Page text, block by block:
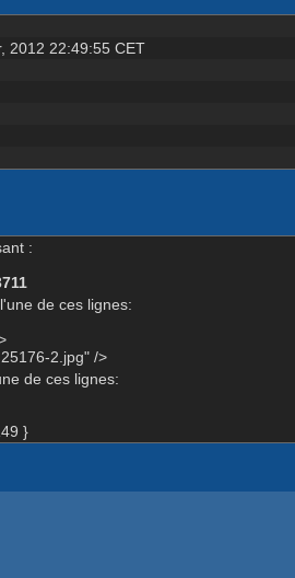
2012 22:49:55 CET
:
de ces lignes:
2.jpg" />
de ces lignes:
}